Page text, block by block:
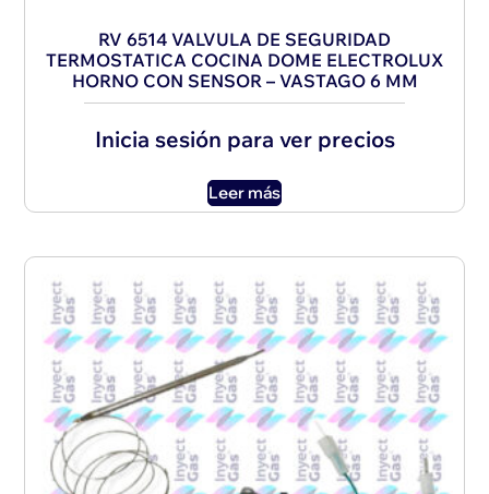
RV 6514 VALVULA DE SEGURIDAD
TERMOSTATICA COCINA DOME ELECTROLUX
HORNO CON SENSOR – VASTAGO 6 MM
Inicia sesión para ver precios
Leer más